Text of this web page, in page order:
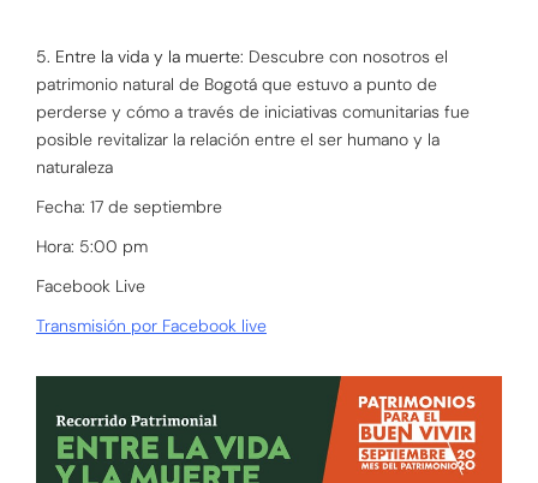
5. Entre la vida y la muerte: Descubre con nosotros el
patrimonio natural de Bogotá que estuvo a punto de
perderse y cómo a través de iniciativas comunitarias fue
posible revitalizar la relación entre el ser humano y la
naturaleza
Fecha: 17 de septiembre
Hora: 5:00 pm
Facebook Live
Transmisión por Facebook live